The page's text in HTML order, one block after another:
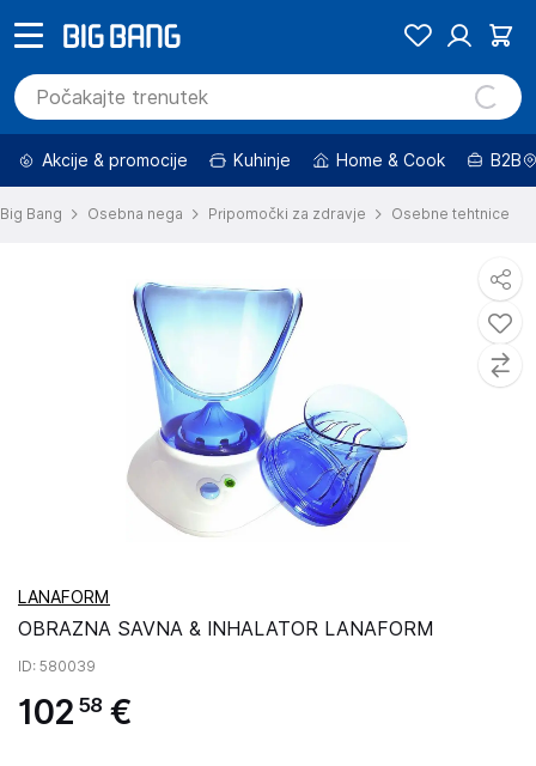
Akcije & promocije Kuhinje Home & Cook B2B
Big Bang Osebna nega Pripomočki za zdravje Osebne tehtnice
LANAFORM
OBRAZNA SAVNA & INHALATOR LANAFORM
ID: 580039
102 58 €